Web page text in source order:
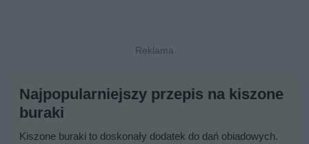
Najpopularniejszy przepis na kiszone
buraki
Kiszone buraki to doskonały dodatek do dań obiadowych.